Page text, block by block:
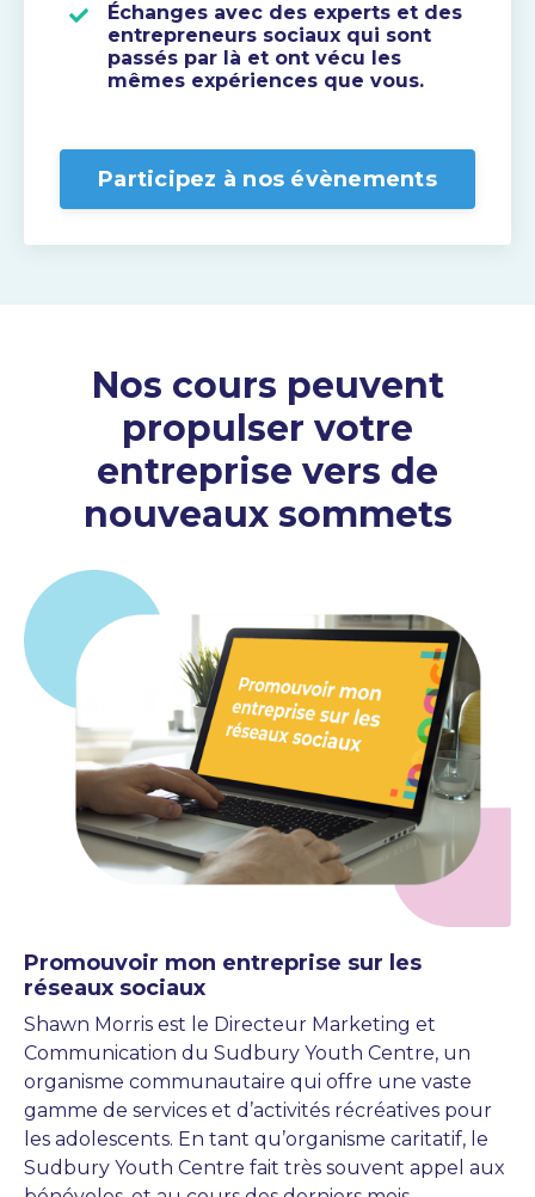
Échanges avec des experts et des
entrepreneurs sociaux qui sont
passés par là et ont vécu les
mêmes expériences que vous.
Participez à nos évènements
Nos cours peuvent
propulser votre
entreprise vers de
nouveaux sommets
Promouvoir mon entreprise sur les
réseaux sociaux
Shawn Morris est le Directeur Marketing et
Communication du Sudbury Youth Centre, un
organisme communautaire qui offre une vaste
gamme de services et d’activités récréatives pour
les adolescents. En tant qu’organisme caritatif, le
Sudbury Youth Centre fait très souvent appel aux